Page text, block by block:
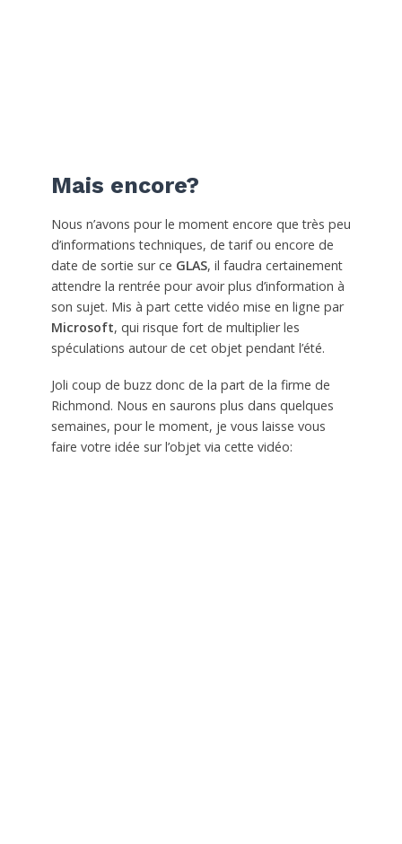
Mais encore?
Nous n’avons pour le moment encore que très peu
d’informations techniques, de tarif ou encore de
date de sortie sur ce GLAS, il faudra certainement
attendre la rentrée pour avoir plus d’information à
son sujet. Mis à part cette vidéo mise en ligne par
Microsoft, qui risque fort de multiplier les
spéculations autour de cet objet pendant l’été.
Joli coup de buzz donc de la part de la firme de
Richmond. Nous en saurons plus dans quelques
semaines, pour le moment, je vous laisse vous
faire votre idée sur l’objet via cette vidéo: